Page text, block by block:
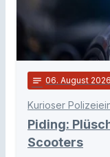
notes 06. August
Kurioser
Piding:
Scooters